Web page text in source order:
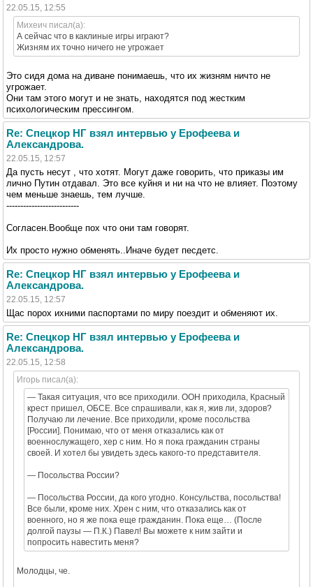
22.05.15, 12:55
Михеич писал(а):
А сейчас что в каклиные игры играют?
Жизням их точно ничего не угрожает
Это сидя дома на диване понимаешь, что их жизням ничто не
угрожает.
Они там этого могут и не знать, находятся под жестким
психологическим прессингом.
Re: Спецкор НГ взял интервью у Ерофеева и
Александрова.
22.05.15, 12:57
Да пусть несут , что хотят. Могут даже говорить, что приказы им
лично Путин отдавал. Это все куйня и ни на что не влияет. Поэтому
чем меньше знаешь, тем лучше.
--------------------------
Согласен.Вообще пох что они там говорят.
Их просто нужно обменять..Иначе будет песдетс.
Re: Спецкор НГ взял интервью у Ерофеева и
Александрова.
22.05.15, 12:57
Щас порох ихними паспортами по миру поездит и обменяют их.
Re: Спецкор НГ взял интервью у Ерофеева и
Александрова.
22.05.15, 12:58
Игорь писал(а):
— Такая ситуация, что все приходили. ООН приходила, Красный
крест пришел, ОБСЕ. Все спрашивали, как я, жив ли, здоров?
Получаю ли лечение. Все приходили, кроме посольства
[России]. Понимаю, что от меня отказались как от
военнослужащего, хер с ним. Но я пока гражданин страны
своей. И хотел бы увидеть здесь какого-то представителя.
— Посольства России?
— Посольства России, да кого угодно. Консульства, посольства!
Все были, кроме них. Хрен с ним, что отказались как от
военного, но я же пока еще гражданин. Пока еще… (После
долгой паузы — П.К.) Павел! Вы можете к ним зайти и
попросить навестить меня?
Молодцы, че.